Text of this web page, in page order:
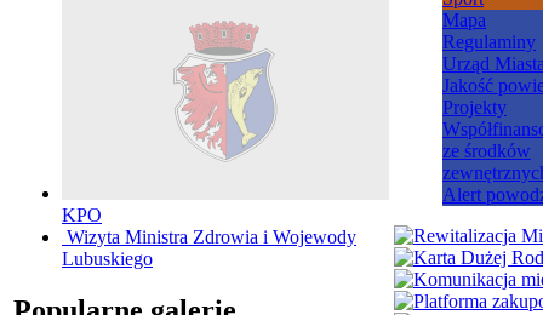
KPO
Wizyta Ministra Zdrowia i Wojewody
Lubuskiego
Mapa
Regulaminy
Urząd
Jakość
Projekty
ze środków
Alert